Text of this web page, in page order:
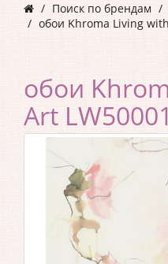
Поиск по брендам
обои Khroma Living
обои
Art LW50001